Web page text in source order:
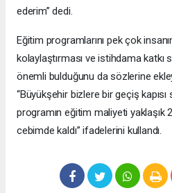
ederim” dedi.
Eğitim programlarını pek çok
kolaylaştırması ve istihdama katkı
önemli bulduğunu da sözlerine
“Büyükşehir bizlere bir geçiş kapısı
programın eğitim maliyeti yaklaşık
cebimde kaldı” ifadelerini kullandı.